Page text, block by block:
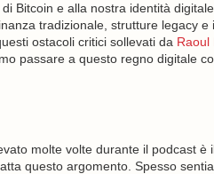
Bitcoin e alla nostra identità
tradizionale, strutture legacy
ostacoli critici sollevati da Raoul
passare a questo regno digitale
molte volte durante il podcast è
questo argomento. Spesso